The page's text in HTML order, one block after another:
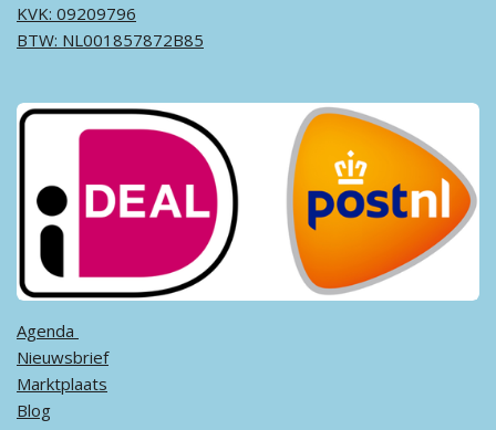
KVK: 09209796
BTW: NL001857872B85
Agenda ​
Nieuwsbrief
Marktplaats
Blog